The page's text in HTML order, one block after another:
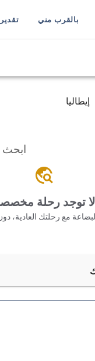
بالقرب مني
إيطاليا
ابحث
لا توجد رحلة
مع رحلتك العادية،